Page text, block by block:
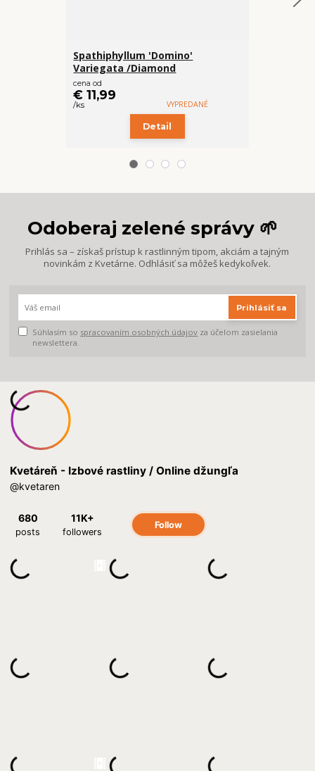
Spathiphyllum 'Domino'
Variegata /Diamond
cena od
€ 11,99
/ks VYPREDANÉ
Detail
Odoberaj zelené správy 🌱
Prihlás sa – získaš prístup k rastlinným tipom, akciám a tajným
novinkám z Kvetárne. Odhlásiť sa môžeš kedykoľvek.
Prihlásiť sa
Súhlasím so spracovaním osobných údajov za účelom zasielania
newslettera.